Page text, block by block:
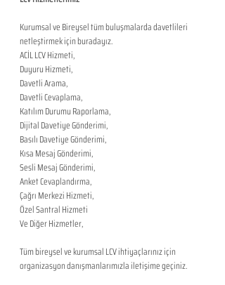
Kurumsal ve Bireysel tüm buluşmalarda davetlileri
netleştirmek için buradayız.
ACİL LCV Hizmeti,
Duyuru Hizmeti,
Davetli Arama,
Davetli Cevaplama,
Katılım Durumu Raporlama,
Dijital Davetiye Gönderimi,
Basılı Davetiye Gönderimi,
Kısa Mesaj Gönderimi,
Sesli Mesaj Gönderimi,
Anket Cevaplandırma,
Çağrı Merkezi Hizmeti,
Özel Santral Hizmeti
Ve Diğer Hizmetler,
​Tüm bireysel ve kurumsal LCV ihtiyaçlarınız için
organizasyon danışmanlarımızla iletişime geçiniz.